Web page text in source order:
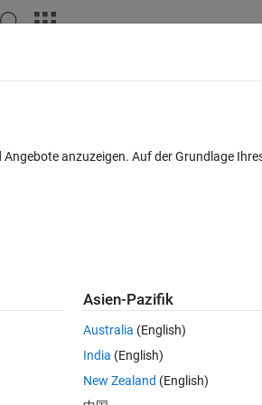
Melden Sie sich an,
of them.
mohammed
am 11 Aug. 2016
anzuzeigen. Auf der Grundlage
Asien-Pazifik
Australia (English)
India (English)
New Zealand (English)